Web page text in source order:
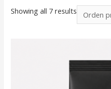
Showing all 7 results